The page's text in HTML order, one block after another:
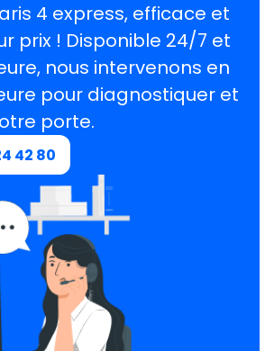
4 express, efficace et
prix ! Disponible 24/7 et
nous intervenons en
pour diagnostiquer et
porte.
42 80